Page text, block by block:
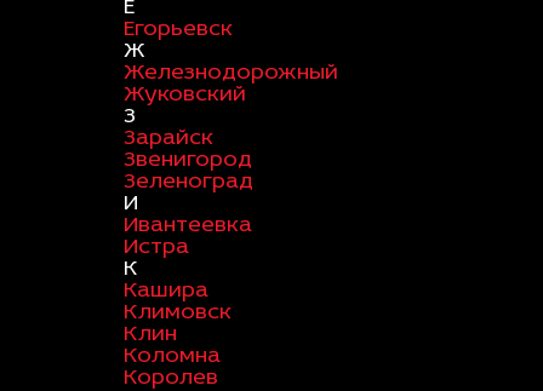
Е
Егорьевск
Ж
Железнодорожный
Жуковский
З
Зарайск
Звенигород
Зеленоград
И
Ивантеевка
Истра
К
Кашира
Климовск
Клин
Коломна
Королев